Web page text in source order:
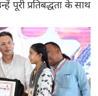
पूरी प्रतिबद्धता के साथ